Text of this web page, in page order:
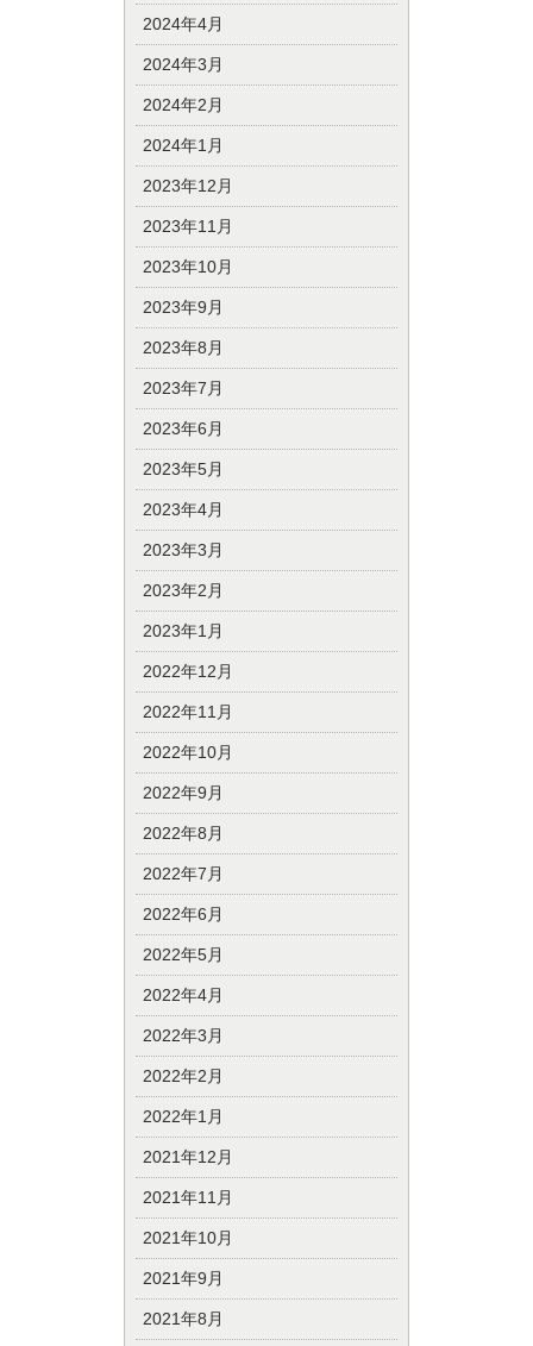
2024年4月
2024年3月
2024年2月
2024年1月
2023年12月
2023年11月
2023年10月
2023年9月
2023年8月
2023年7月
2023年6月
2023年5月
2023年4月
2023年3月
2023年2月
2023年1月
2022年12月
2022年11月
2022年10月
2022年9月
2022年8月
2022年7月
2022年6月
2022年5月
2022年4月
2022年3月
2022年2月
2022年1月
2021年12月
2021年11月
2021年10月
2021年9月
2021年8月